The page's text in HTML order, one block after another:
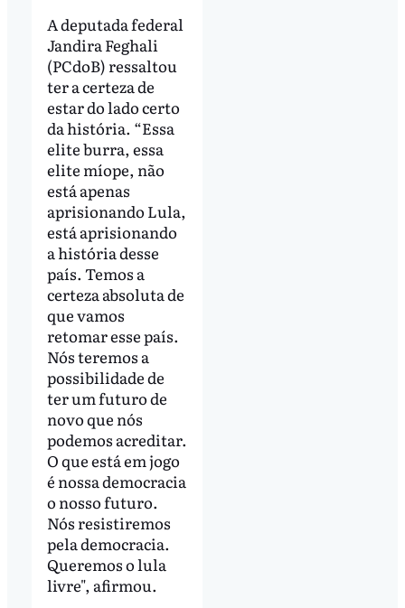
A deputada federal
Jandira Feghali
(PCdoB) ressaltou
ter a certeza de
estar do lado certo
da história. “Essa
elite burra, essa
elite míope, não
está apenas
aprisionando Lula,
está aprisionando
a história desse
país. Temos a
certeza absoluta de
que vamos
retomar esse país.
Nós teremos a
possibilidade de
ter um futuro de
novo que nós
podemos acreditar.
O que está em jogo
é nossa democracia
o nosso futuro.
Nós resistiremos
pela democracia.
Queremos o lula
livre", afirmou.